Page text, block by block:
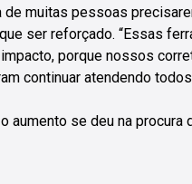
muitas pessoas
ser reforçado. “Essas
porque nossos
continuar atendendo
aumento se deu na procura